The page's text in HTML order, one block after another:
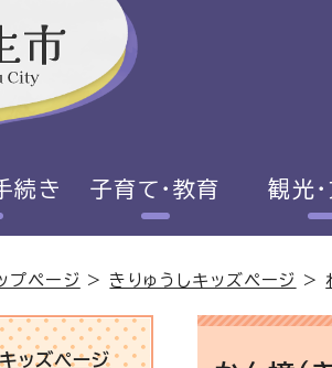
続き 子育て・教育 観光
プページ > きりゅうしキッズページ >
ッズページ